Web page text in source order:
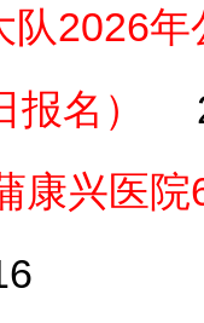
队2026
名）
康兴医